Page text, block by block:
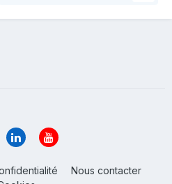
Nous contacter